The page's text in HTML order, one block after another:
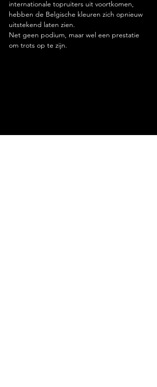
internationale topruiters uit voortkomen,
hebben de Belgische kleuren zich opnieuw
uitstekend laten zien.
Net geen podium, maar wel een prestatie
om trots op te zijn.